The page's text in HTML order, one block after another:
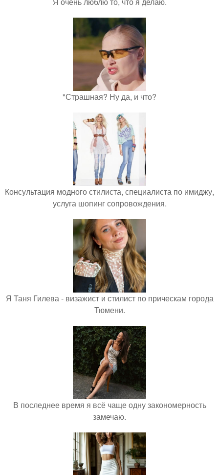
"Страшная? Ну да, и что?
Консультация модного стилиста, специалиста по имиджу,
услуга шопинг сопровождения.
Я Таня Гилева - визажист и стилист по прическам города
Тюмени.
В последнее время я всё чаще одну закономерность
замечаю.